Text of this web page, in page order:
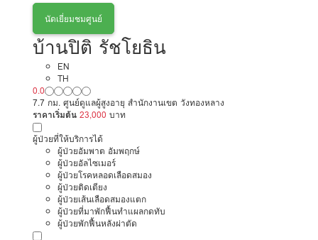
นัดเยี่ยมชมศูนย์
บ้านปิติ รัชโยธิน
EN
TH
0.0
7.7 กม. ศูนย์ดูแลผู้สูงอายุ สำนักงานเขต วังทองหลาง
ราคาเริ่มต้น 23,000 บาท
ผู้ป่วยที่ให้บริการได้
ผู้ป่วยอัมพาต อัมพฤกษ์
ผู้ป่วยอัลไซเมอร์
ผู้ป่วยโรคหลอดเลือดสมอง
ผู้ป่วยติดเตียง
ผู้ป่วยเส้นเลือดสมองแตก
ผู้ป่วยที่มาพักฟื้นทำแผลกดทับ
ผู้ป่วยพักฟื้นหลังผ่าตัด